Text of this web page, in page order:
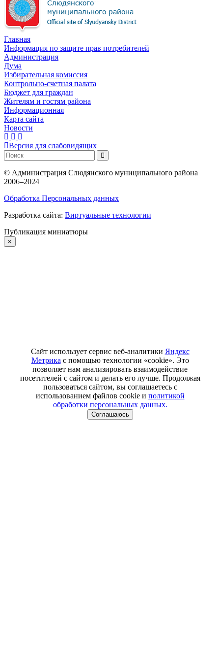
Главная
Информация по защите прав потребителей
Администрация
Дума
Избирательная комиссия
Контрольно-счетная палата
Бюджет для граждан
Жителям и гостям района
Информационная
Карта сайта
Новости
Версия для слабовидящих
© Администрация Слюдянского муниципального района
2006–2024
Обработка Персональных данных
Разработка сайта: Виртуальные технологии
Публикация миниатюры
×
Сайт использует сервис веб-аналитики Яндекс
Метрика с помощью технологии «cookie». Это
позволяет нам анализировать взаимодействие
посетителей с сайтом и делать его лучше. Продолжая
пользоваться сайтом, вы соглашаетесь с
использованием файлов cookie и политикой
обработки персональных данных.
Соглашаюсь